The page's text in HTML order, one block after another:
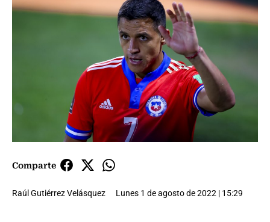
Comparte
Raúl Gutiérrez Velásquez Lunes 1 de agosto de 2022 | 15:29